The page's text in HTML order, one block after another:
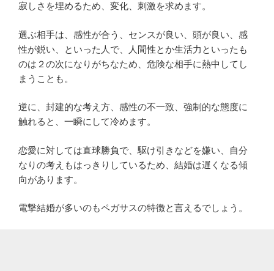
寂しさを埋めるため、変化、刺激を求めます。
選ぶ相手は、感性が合う、センスが良い、頭が良い、感
性が鋭い、といった人で、人間性とか生活力といったも
のは２の次になりがちなため、危険な相手に熱中してし
まうことも。
逆に、封建的な考え方、感性の不一致、強制的な態度に
触れると、一瞬にして冷めます。
恋愛に対しては直球勝負で、駆け引きなどを嫌い、自分
なりの考えもはっきりしているため、結婚は遅くなる傾
向があります。
電撃結婚が多いのもペガサスの特徴と言えるでしょう。